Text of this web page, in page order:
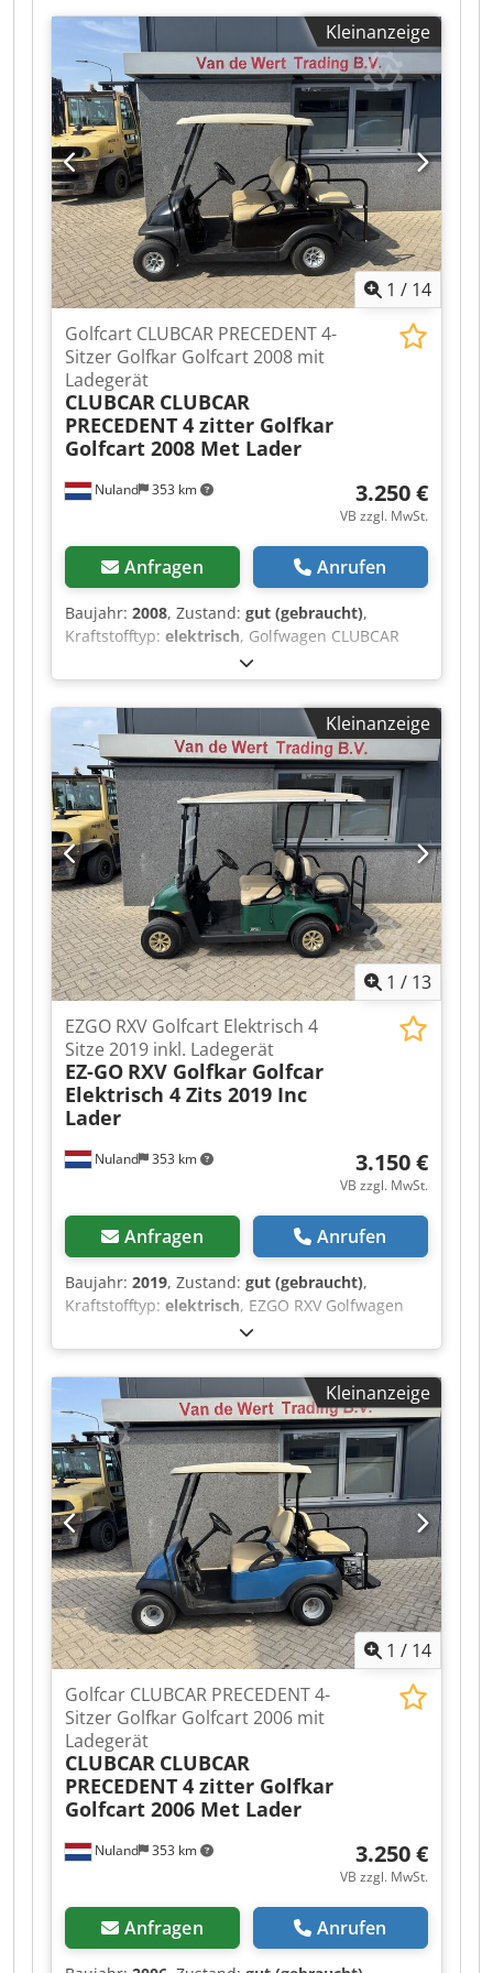
Bauteile vor Kratzern und Druckstellen. - Stabile
Rollen: PA-Räder mit PU-Ummantelung für
ruhigen Lauf und zwei Bremsen für sicheren
Stand. Technische Daten: Variable Breite: 300 -
1250 mm Fachtiefe: 1395 mm Fachabstand: 120
mm Anzahl Fächer: 10 Max. Beladung gesamt:
500 kg Max. Beladung pro Fach: 50 kg Räder: PA
mit PU-Ummantelung Raddimension: Ø125 x 40
mm Räder mit Bremse: 2 Stück Dsdpjzqrynjfx Al
Aokr Nettogewicht: 102 kg Bruttogewicht: 107 kg
Verpackungsmaße: 1800 x 325 x 300
Kleinanzeige
1 / 14
Nuland 353 km
Golfcart CLUBCAR PRECEDENT 4-
Sitzer Golfkar Golfcart 2008 mit
Ladegerät
CLUBCAR CLUBCAR
PRECEDENT 4 zitter Golfkar
Golfcart 2008 Met Lader
3.250 €
VB zzgl. MwSt.
Anfragen Anrufen
Baujahr: 2008, Zustand: gut (gebraucht),
Kraftstofftyp: elektrisch, Golfwagen CLUBCAR
PRECEDENT 4-Sitzer, Golfwagen, Golfcart, 2008,
mit Ladegerät. Ein Video kann per WhatsApp
zugesendet werden. Wir haben einen ständigen
Lagerbestand, siehe Website. Die Preise sind
Abholpreise in Nuland. Van de Wert Trading B.V.
verfügt über einen wechselnden Bestand an
Maschinen, Lastwagen, Anhängern und
Anbaugeräten. Alle unsere Lieferungen erfolgen
zu Handelspreisen im „AS-IS“-Zustand ohne
Gewährleistungen. (siehe unsere allgemeinen
Geschäftsbedingungen) Für eine Besichtigung
und/oder eine Probefahrt können Sie
unverbindlich einen Termin vereinbaren. Bitte
rufen Sie vorher an, da wir nicht ständig vor Ort
sind. Van de Wert Trading B.V. Bedrijfsstraat 3
5391 LR Nuland Dksdpjzqhl Tsfx Al Ajr
Kleinanzeige
1 / 13
Nuland 353 km
EZGO RXV Golfcart Elektrisch 4
Sitze 2019 inkl. Ladegerät
EZ-GO RXV Golfkar Golfcar
Elektrisch 4 Zits 2019 Inc
Lader
3.150 €
VB zzgl. MwSt.
Anfragen Anrufen
Baujahr: 2019, Zustand: gut (gebraucht),
Kraftstofftyp: elektrisch, EZGO RXV Golfwagen
Elektrisch 4-Sitzer 2019 inkl. Ladegerät Video
kann per Whatsapp gesendet werden. Dkodpfx
Alszqhlye Aor Laufender Lagerbestand, siehe
Webseite. Preise ab Nuland. Van de Wert
Trading B.V. bietet einen wechselnden Bestand
an Maschinen, Lkw, Anhängern und
Anbauteilen. Alle unsere Lieferungen erfolgen
zu Handelsbedingungen im AS-IS-Zustand ohne
Garantien. (siehe unsere Allgemeinen
Geschäftsbedingungen) Für eine Besichtigung
und/oder Probefahrt können Sie unverbindlich
einen Termin vereinbaren. Bitte rufen Sie vorher
an, wir sind nicht ständig vor Ort. Van de Wert
Trading B.V. Bedrijfsstraat 3 5391 LR Nuland
Kleinanzeige
1 / 14
Nuland 353 km
Golfcar CLUBCAR PRECEDENT 4-
Sitzer Golfkar Golfcart 2006 mit
Ladegerät
CLUBCAR CLUBCAR
PRECEDENT 4 zitter Golfkar
Golfcart 2006 Met Lader
3.250 €
VB zzgl. MwSt.
Anfragen Anrufen